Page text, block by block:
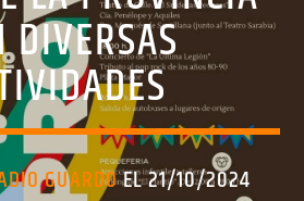
DIVERSAS
GUARDOEL 21/10/2024